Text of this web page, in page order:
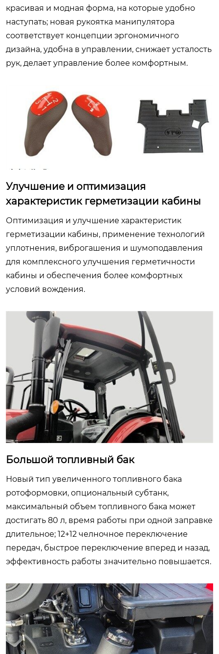
красивая и модная форма, на которые удобно
наступать; новая рукоятка манипулятора
соответствует концепции эргономичного
дизайна, удобна в управлении, снижает усталость
рук, делает управление более комфортным.
Улучшение и оптимизация
характеристик герметизации кабины
Оптимизация и улучшение характеристик
герметизации кабины, применение технологий
уплотнения, виброгашения и шумоподавления
для комплексного улучшения герметичности
кабины и обеспечения более комфортных
условий вождения.
Большой топливный бак
Новый тип увеличенного топливного бака
ротоформовки, опциональный субтанк,
максимальный объем топливного бака может
достигать 80 л, время работы при одной заправке
длительное; 12+12 челночное переключение
передач, быстрое переключение вперед и назад,
эффективность работы значительно повышается.